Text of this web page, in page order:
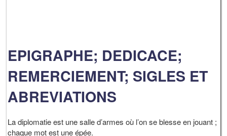
EPIGRAPHE; DEDICACE;
REMERCIEMENT; SIGLES ET
ABREVIATIONS
La diplomatie est une salle d’armes où l’on se blesse en jouant ;
chaque mot est une épée.